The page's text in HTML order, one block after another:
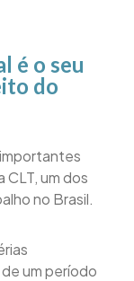
é o seu
do
um dos
no Brasil.
um período